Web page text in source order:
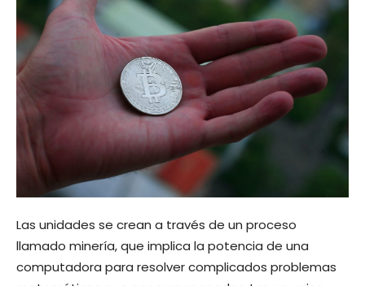
Las unidades se crean a través de un proceso
llamado minería, que implica la potencia de una
computadora para resolver complicados problemas